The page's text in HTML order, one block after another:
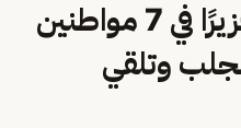
تنفيذ حكم القتل تعزيرًا في 7 مواطنين
وتلقي